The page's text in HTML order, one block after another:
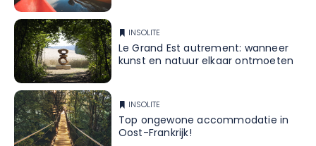
INSOLITE
Le Grand Est autrement: wanneer
kunst en natuur elkaar ontmoeten
INSOLITE
Top ongewone accommodatie in
Oost-Frankrijk!